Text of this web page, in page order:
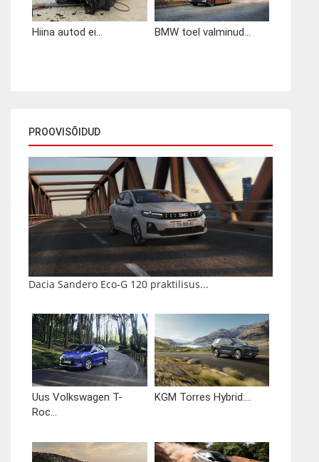
Hiina autod ei... BMW toel valminud...
PROOVISÕIDUD
Dacia Sandero Eco-G 120 praktilisus...
Uus Volkswagen T-
Roc...
KGM Torres Hybrid:...